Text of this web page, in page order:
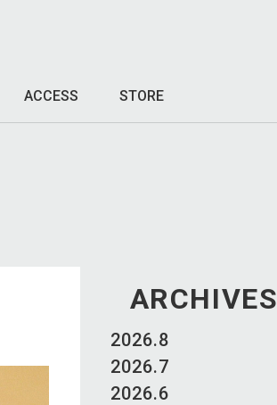
ACCESS STORE
ARCHIVES
2026.8
2026.7
2026.6